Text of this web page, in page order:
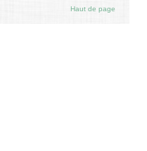
Haut de page